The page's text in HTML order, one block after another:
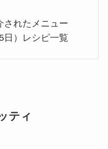
されたメニュー
日）レシピ一覧
ティ